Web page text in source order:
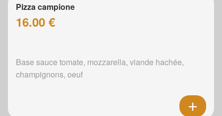
Pizza campione
16.00 €
Base sauce tomate, mozzarella, viande hachée,
champignons, oeuf